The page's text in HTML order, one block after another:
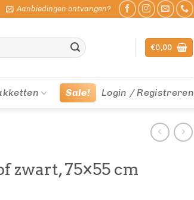
Aanbiedingen ontvangen?
€0,00
Sale! Login / Registreren
zwart, 75×55 cm